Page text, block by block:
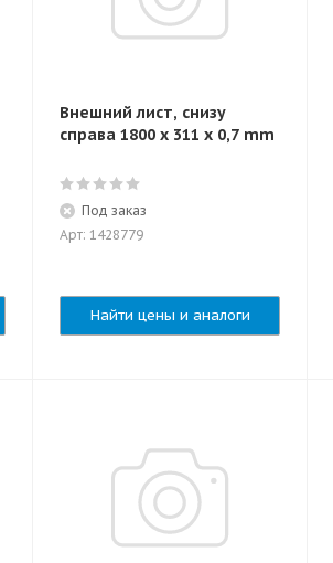
Внешний лист, снизу
справа 1800 x 311 x 0,7 mm
Под заказ
Арт: 1428779
Найти цены и аналоги